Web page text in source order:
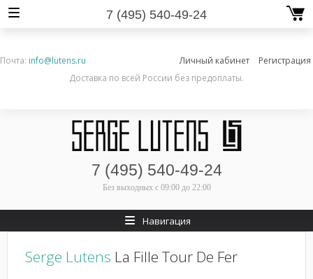
7 (495) 540-49-24
Почта: info@lutens.ru Личный кабинет
Регистрация
Доставка по всей России без предоплаты.
7 (495) 540-49-24
Без выходных с 09:00 до 22:00
Навигация
Serge Lutens La Fille Tour De Fer